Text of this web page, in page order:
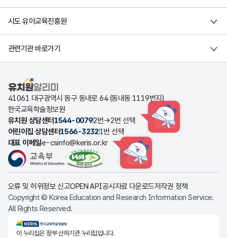
시도 유아교육진흥원
관련기관 바로가기
유치원알리미
41061 대구광역시 동구 동내로 64 (동내동 1119번지)
한국교육학술정보원
유치원 상담센터 1544-00792번→2번 선택 HINT
어린이집 상담센터1566-32321번 선택
대표 이메일e-csinfo@keris.or.kr
HINT
오류 및 허위정보 신고OPEN API공시자료 다운로드저작권 정책
Copyright © Korea Education and Research Information Service.
All Rights Reserved.
KERIS한국교육학술정보원
이 누리집은 정부 산하기관 누리집입니다.